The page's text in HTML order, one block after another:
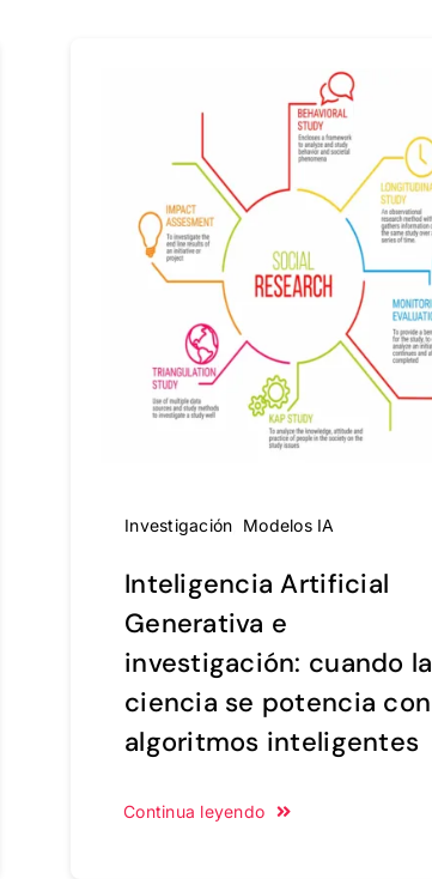
Investigación Modelos IA
Inteligencia Artificial
Generativa e
investigación: cuando la
ciencia se potencia con
algoritmos inteligentes
Continua leyendo